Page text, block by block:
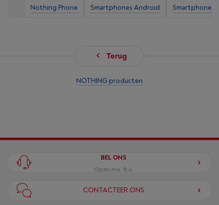
Nothing Phone Smartphones Android Smartphones
Terug
NOTHING producten
BEL ONS
Open ma. 8 u.
CONTACTEER ONS